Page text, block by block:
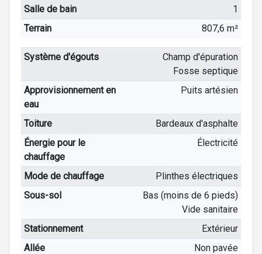
Salle de bain
1
Terrain
807,6 m²
Système d'égouts
Champ d'épuration
Fosse septique
Approvisionnement en
eau
Puits artésien
Toiture
Bardeaux d'asphalte
Énergie pour le
chauffage
Électricité
Mode de chauffage
Plinthes électriques
Sous-sol
Bas (moins de 6 pieds)
Vide sanitaire
Stationnement
Extérieur
Allée
Non pavée